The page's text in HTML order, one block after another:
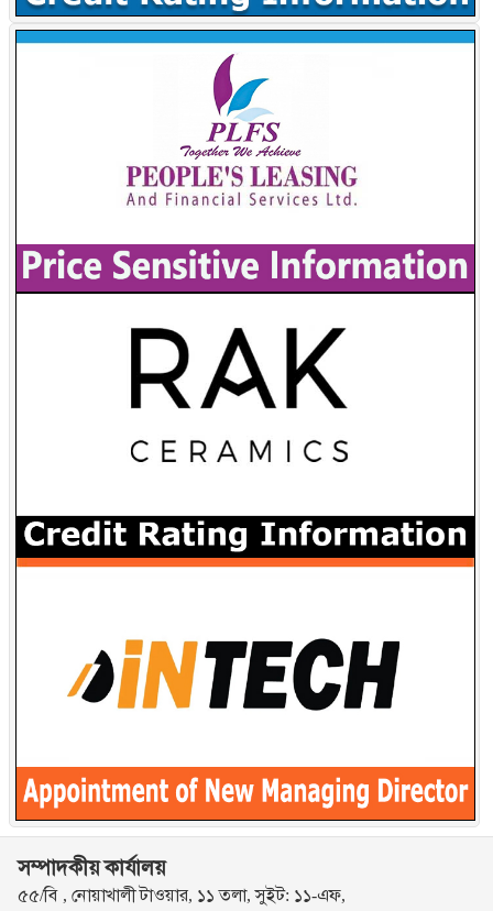
সম্পাদকীয় কার্যালয়
৫৫/বি , নোয়াখালী টাওয়ার, ১১ তলা, সুইট: ১১-এফ,